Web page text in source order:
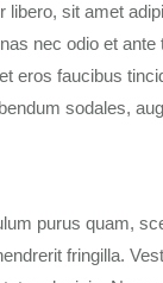
libero, sit amet
nec odio et
eros faucibus
sodales,
purus quam,
fringilla.